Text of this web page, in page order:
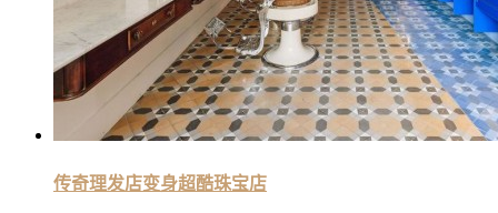
传奇理发店变身超酷珠宝店